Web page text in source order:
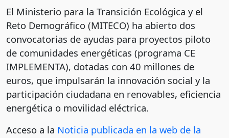
El Ministerio para la Transición Ecológica y el
Reto Demográfico (MITECO) ha abierto dos
convocatorias de ayudas para proyectos piloto
de comunidades energéticas (programa CE
IMPLEMENTA), dotadas con 40 millones de
euros, que impulsarán la innovación social y la
participación ciudadana en renovables, eficiencia
energética o movilidad eléctrica.
Acceso a la Noticia publicada en la web de la